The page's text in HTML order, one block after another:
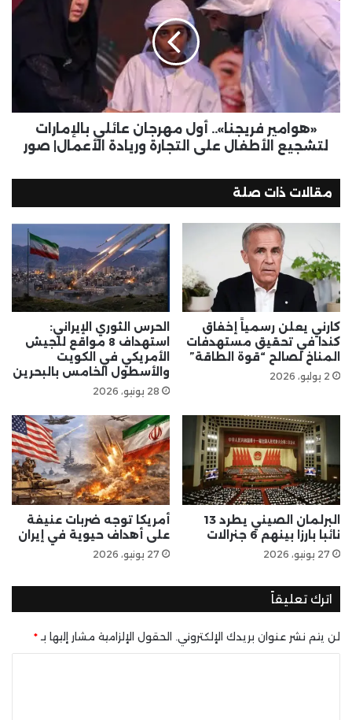
«هوامير فريجنا».. أول مهرجان عائلي بالإمارات
لتشجيع الأطفال على التجارة وريادة الأعمال| صور
مقالات ذات صلة
كارني يعلن رسمياً إخفاق
كندا في تحقيق مستهدفات
المناخ لصالح “قوة الطاقة”
2 يوليو، 2026
الحرس الثوري الإيراني:
استهداف 8 مواقع للجيش
الأمريكي في الكويت
والأسطول الخامس بالبحرين
28 يونيو، 2026
البرلمان الصيني يطرد 13
نائبا بارزا بينهم 6 جنرالات
27 يونيو، 2026
أمريكا توجه ضربات عنيفة
على أهداف حيوية في إيران
27 يونيو، 2026
اترك تعليقاً
لن يتم نشر عنوان بريدك الإلكتروني. الحقول الإلزامية مشار إليها بـ *